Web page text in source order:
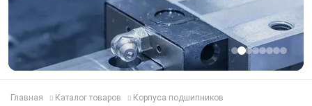
Главная Каталог товаров
Корпуса подшипников